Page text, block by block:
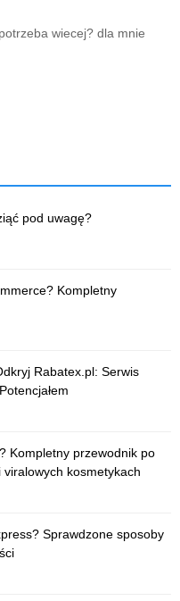
wiecej? dla mnie
pod uwagę?
Kompletny
Rabatex.pl: Serwis
Kompletny przewodnik po
kosmetykach
Sprawdzone sposoby